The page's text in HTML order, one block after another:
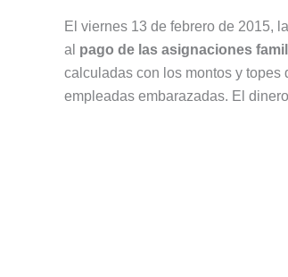
El viernes 13 de febrero de 2015, la
al pago de las asignaciones
calculadas con los montos y
empleadas embarazadas. El